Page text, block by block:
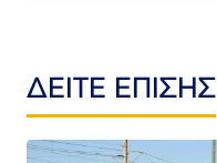
ΔΕΙΤΕ ΕΠΙΣΗΣ